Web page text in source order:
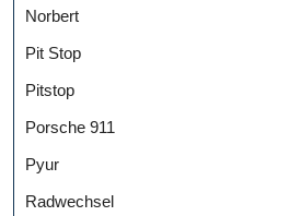
Norbert
Pit Stop
Pitstop
Porsche 911
Pyur
Radwechsel